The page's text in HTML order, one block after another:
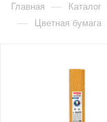
Главная — Каталог
— Цветная бумага